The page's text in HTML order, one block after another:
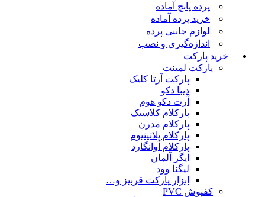
پرده پانچ آماده
خرید پرده آماده
لوازم جانبی پرده
اندازه‌گیری و نصب
خرید پارکت
پارکت لمینت
پارکت آرتا کلیک
دیبا دکو
آرت دکو هوم
پارکلام کلاسیک
پارکلام مدرن
پارکلام پلاتینیوم
پارکلام آوانگارد
ایگر آلمان
لیگنا وود
ابزار پارکت قرنیز و…
کفپوش PVC